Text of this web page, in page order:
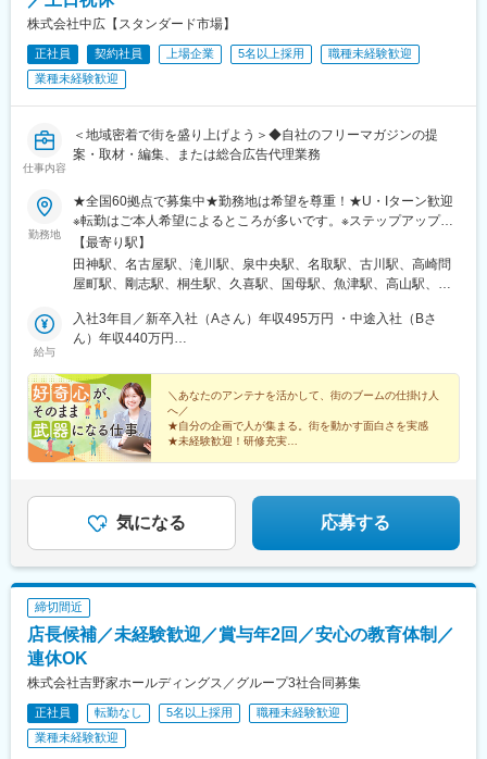
名鉄一宮駅、新瀬戸駅、川口駅、南越谷駅、京成船橋駅、市川
Ｒ線)、山陽明石駅、宝塚南口駅、西線１１条駅、函館駅前駅、二
日市駅、烏丸御池駅、七条駅、寺田駅(京都府)、鷹野橋駅、西塩釜
県)、天神南駅、西横浜駅、天満駅、心斎橋駅、大小路駅、阿波座
駅、松虫駅、新豊橋駅、瀬戸市役所前駅、蒲生駅、東海神駅、市
駅、広電本社前駅
株式会社中広【スタンダード市場】
正社員 契約社員 上場企業 5名以上採用
職種未経験歓迎
業種未経験歓迎
仕事内容
＜地域密着で街を盛り上げよう＞◆自社のフリーマガジンの提
案・取材・編集、または総合広告代理業務
勤務地
★全国60拠点で募集中★勤務地は希望を尊重！★U・Iターン歓迎
※転勤はご本人希望によるところが多いです。※ステップアップの
ための転勤で活躍している人もたくさんいます。【フリーマガジ
ン業務部】自社ブランドを北海道から沖縄まで、地域ごとに175
誌（※2026年1月末現在）展開中！各編集室でメンバーを募集して
県、山梨県、富山県、岐阜県、愛知県、三重県、滋賀県、奈良
県、和歌山県、広島県、鳥取県、福岡県、佐賀県※全エリアで契約
集）【プロモーション事業部】マーケティングや企画提案営業な
ど広告代理店業務をお任せします！＜下記いずれかの拠点＞東京
都、愛知県、岐阜県、滋賀県、福岡県※全エリアで正社員・契約社
員募集※詳細は下記をご覧くださいhttps://chuco.co.jp/officelist/※受
動喫煙対策：オフィス内禁煙
【最寄り駅】
田神駅、名古屋駅、滝川駅、泉中央駅、名取駅、古川駅、高崎問
屋町駅、剛志駅、桐生駅、久喜駅、国母駅、魚津駅、高山駅、東
津川駅、小本駅(愛知県)、鳴海駅、三郷駅(愛知県)、緒川駅、東岡
崎駅、犬山駅、西桑名駅、鈴鹿市駅、近鉄四日市駅、津駅、松阪
浜大津駅、大和八木駅、岩出駅、廿日市市役所前・平良駅、福山
駅、鳥取駅、倉吉駅、富士見町駅(鳥取県)、赤間駅、鳥栖駅、新橋
駅、平和通駅、近鉄名古屋駅、西桐生駅、新魚津駅、那加駅、日
本ライン今渡駅、烏森駅、鈴鹿駅、あすなろう四日市駅、三井寺
駅、八木西口駅、広電廿日市駅、内幸町駅、旦過駅、名鉄名古屋
内駅(広島県)、汐留駅、小倉駅(福岡県)
給与
入社3年目／新卒入社（Aさん）年収495万円 ・中途入社（Bさ
ん）年収440万円
ん）年収534万円
＼あなたのアンテナを活かして、街のブームの仕掛け人
へ／
★自分の企画で人が集まる。街を動かす面白さを実感
★未経験歓迎！研修充実
★土日祝休み＆年休120日以上
気になる 応募する
締切間近
店長候補／未経験歓迎／賞与年2回／安心の教育体制／
連休OK
株式会社吉野家ホールディングス／グループ3社合同募集
正社員 転勤なし 5名以上採用
職種未経験歓迎
業種未経験歓迎